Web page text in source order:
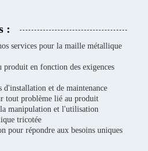
:
services pour la maille métallique
produit en fonction des exigences
d'installation et de maintenance
tout problème lié au produit
manipulation et l'utilisation
tricotée
pour répondre aux besoins uniques